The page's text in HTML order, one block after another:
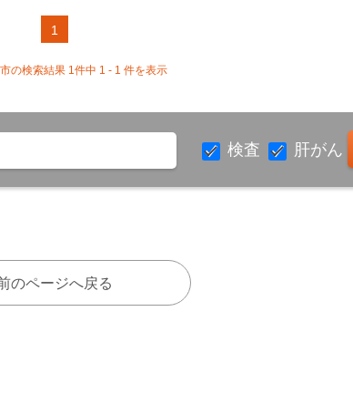
1
の検索結果 1件中 1 - 1 件を表示
検査 肝がん
のページへ戻る